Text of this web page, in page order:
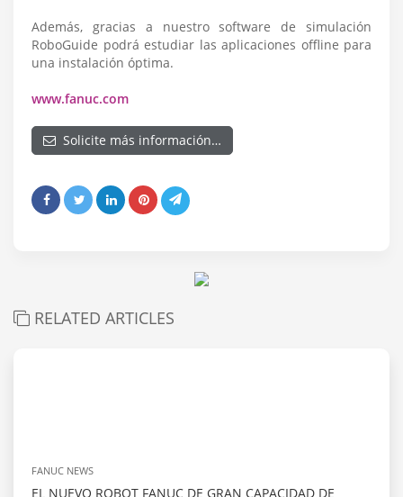
Además, gracias a nuestro software de simulación
RoboGuide podrá estudiar las aplicaciones offline para
una instalación óptima.
www.fanuc.com
Solicite más información…
RELATED ARTICLES
FANUC NEWS
EL NUEVO ROBOT FANUC DE GRAN CAPACIDAD DE